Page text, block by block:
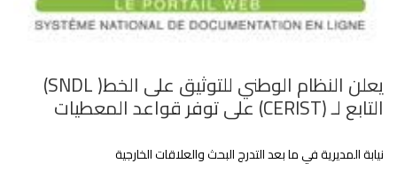
يعلن النظام الوطني للتوثيق على الخط( SNDL)
التابع لـ (CERIST) على توفر قواعد المعطيات
نيابة المديرية في ما بعد التدرج البحث والعلاقات الخارجية